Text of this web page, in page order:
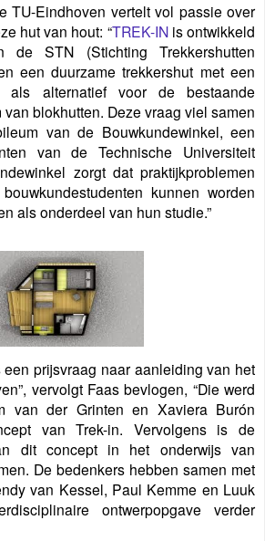
TU-Eindhoven vertelt vol passie over
hut van hout: “TREK-INis ontwikkeld
STN (Stichting Trekkershutten
een duurzame trekkershut met een
als alternatief voor de bestaande
blokhutten. Deze vraag viel samen
van de Bouwkundewinkel, een
van de Technische Universiteit
zorgt dat praktijkproblemen
kunnen worden
als onderdeel van hun studie.”
een prijsvraag naar aanleiding van het
vervolgt Faas bevlogen, “Die werd
van der Grinten en Xaviera Burón
van Trek-in. Vervolgens is de
dit concept in het onderwijs van
De bedenkers hebben samen met
van Kessel, Paul Kemme en Luuk
ontwerpopgave verder